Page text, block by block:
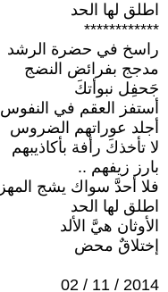
اطلق لها الحد
************
راسخ في حضرة الرشد
مدجج بفرائض النضج
جَحفِل نبوأتكَ
أستفز العقم في النفوس
أجلد عوراتهم الضروس
لا تأخذكَ رأفة بأكاذيبهم
بارز زيفهم ..
فلا أحدَّ سواك يشج
اطلق لها الحد
الأوثان هيَّ الألد
إختلاقٌ محض
2014 / 11 / 02